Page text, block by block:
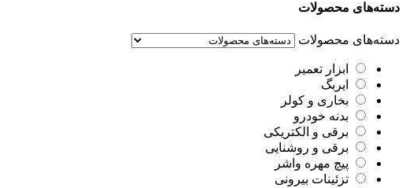
دسته‌های محصولات
دسته‌های محصولات
ابزار تعمیر
ایربگ
بخاری و کولر
بدنه خودرو
برقی و الکتریکی
برقی و روشنایی
پیچ مهره واشر
تزئینات بیرونی